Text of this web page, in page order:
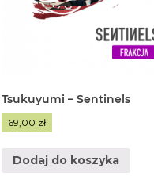
Tsukuyumi – Sentinels
69,00 zł
Dodaj do koszyka